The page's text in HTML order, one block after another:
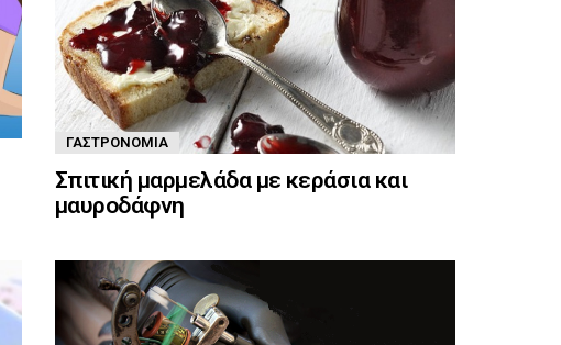
ΓΑΣΤΡΟΝΟΜΊΑ
Σπιτική μαρμελάδα με κεράσια και
μαυροδάφνη